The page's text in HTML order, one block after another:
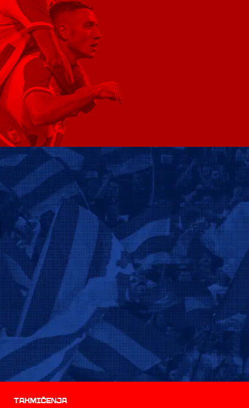
Takmičenja